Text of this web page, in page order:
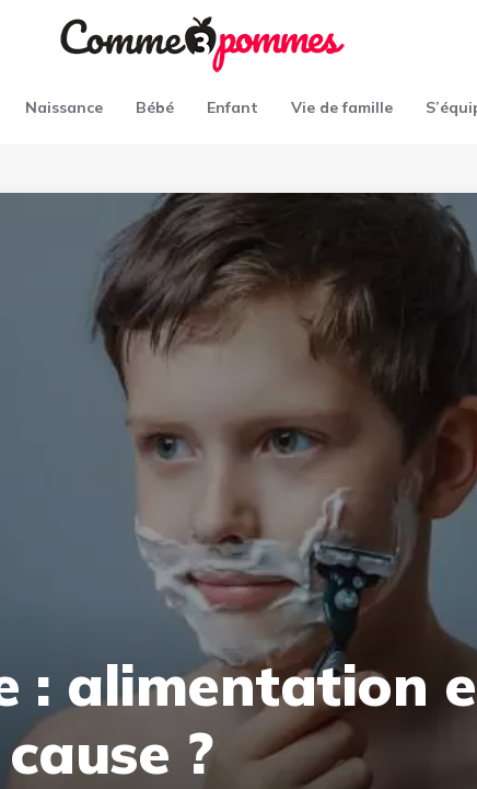
Naissance Bébé Enfant Vie de famille
: alimentation
?